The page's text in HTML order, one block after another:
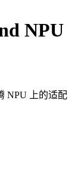
NPU
NPU 上的适配